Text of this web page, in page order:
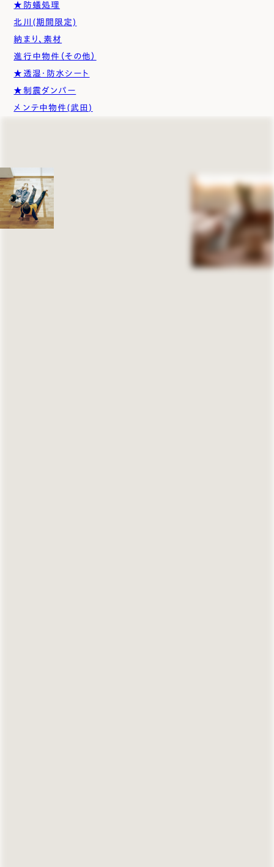
★防蟻処理
北川(期間限定)
納まり、素材
進行中物件（その他）
★透湿・防水シート
★制震ダンパー
メンテ中物件(武田)